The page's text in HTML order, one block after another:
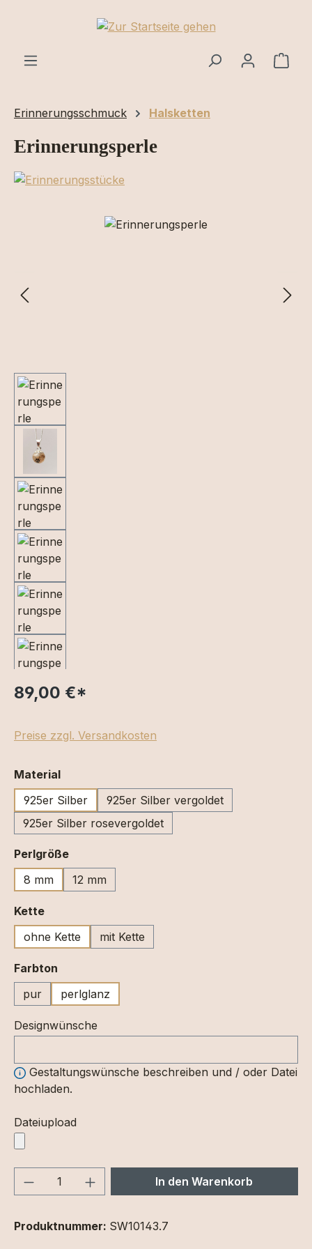
Zum Hauptinhalt springen
Erinnerungsschmuck Halsketten
Erinnerungsperle
Bildergalerie überspringen
89,00 €*
Preise zzgl. Versandkosten
Materialauswählen
925er Silber
925er Silber vergoldet
925er Silber rosevergoldet
Perlgrößeauswählen
8 mm
12 mm
Ketteauswählen
ohne Kette
mit Kette
Farbton
pur
perlglanz
Designwünsche
Gestaltungswünsche beschreiben und / oder Datei
hochladen.
Dateiupload
Produkt Anzahl: Gib denIn den Warenkorb
Produktnummer: SW10143.7